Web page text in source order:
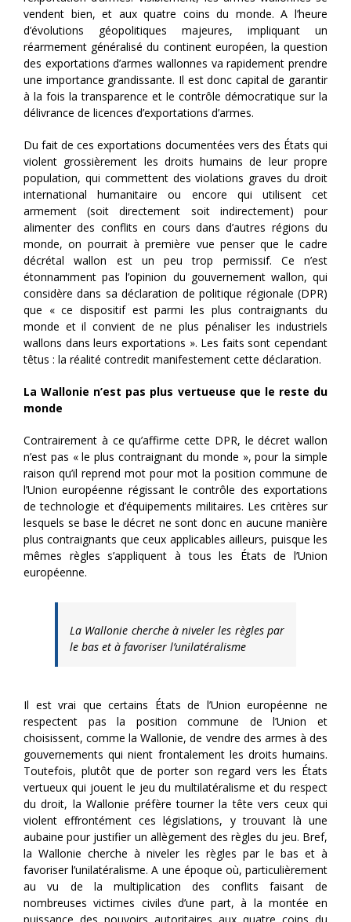
vendent bien, et aux quatre coins du monde. A l’heure
d’évolutions géopolitiques majeures, impliquant un
réarmement généralisé du continent européen, la question
des exportations d’armes wallonnes va rapidement prendre
une importance grandissante. Il est donc capital de garantir
à la fois la transparence et le contrôle démocratique sur la
délivrance de licences d’exportations d’armes.
Du fait de ces exportations documentées vers des États qui
violent grossièrement les droits humains de leur propre
population, qui commettent des violations graves du droit
international humanitaire ou encore qui utilisent cet
armement (soit directement soit indirectement) pour
alimenter des conflits en cours dans d’autres régions du
monde, on pourrait à première vue penser que le cadre
décrétal wallon est un peu trop permissif. Ce n’est
étonnamment pas l’opinion du gouvernement wallon, qui
considère dans sa déclaration de politique régionale (DPR)
que « ce dispositif est parmi les plus contraignants du
monde et il convient de ne plus pénaliser les industriels
wallons dans leurs exportations ». Les faits sont cependant
têtus : la réalité contredit manifestement cette déclaration.
La Wallonie n’est pas plus vertueuse que le reste du
monde
Contrairement à ce qu’affirme cette DPR, le décret wallon
n’est pas « le plus contraignant du monde », pour la simple
raison qu’il reprend mot pour mot la position commune de
l’Union européenne régissant le contrôle des exportations
de technologie et d’équipements militaires. Les critères sur
lesquels se base le décret ne sont donc en aucune manière
plus contraignants que ceux applicables ailleurs, puisque les
mêmes règles s’appliquent à tous les États de l’Union
européenne.
La Wallonie cherche à niveler les règles par
le bas et à favoriser l’unilatéralisme
Il est vrai que certains États de l’Union européenne ne
respectent pas la position commune de l’Union et
choisissent, comme la Wallonie, de vendre des armes à des
gouvernements qui nient frontalement les droits humains.
Toutefois, plutôt que de porter son regard vers les États
vertueux qui jouent le jeu du multilatéralisme et du respect
du droit, la Wallonie préfère tourner la tête vers ceux qui
violent effrontément ces législations, y trouvant là une
aubaine pour justifier un allègement des règles du jeu. Bref,
la Wallonie cherche à niveler les règles par le bas et à
favoriser l’unilatéralisme. A une époque où, particulièrement
au vu de la multiplication des conflits faisant de
nombreuses victimes civiles d’une part, à la montée en